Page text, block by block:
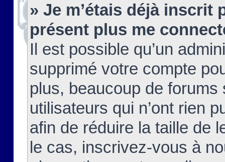
» Je m’étais déjà inscrit
présent plus me
Il est possible qu’un
supprimé votre compte
plus, beaucoup de
utilisateurs qui n’ont rien
afin de réduire la taille de
le cas, inscrivez-vous à